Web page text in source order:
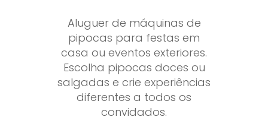
Aluguer de máquinas de
pipocas para festas em
casa ou eventos exteriores.
Escolha pipocas doces ou
salgadas e crie experiências
diferentes a todos os
convidados.